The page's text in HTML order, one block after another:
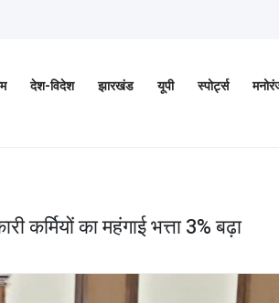
देश-विदेश झारखंड यूपी स्पोर्ट्स
का महंगाई भत्ता 3% बढ़ा